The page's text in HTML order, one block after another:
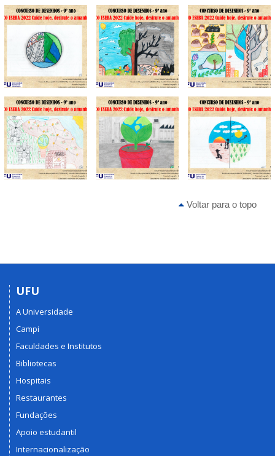
Voltar para o topo
UFU
A Universidade
Campi
Faculdades e Institutos
Bibliotecas
Hospitais
Restaurantes
Fundações
Apoio estudantil
Internacionalização